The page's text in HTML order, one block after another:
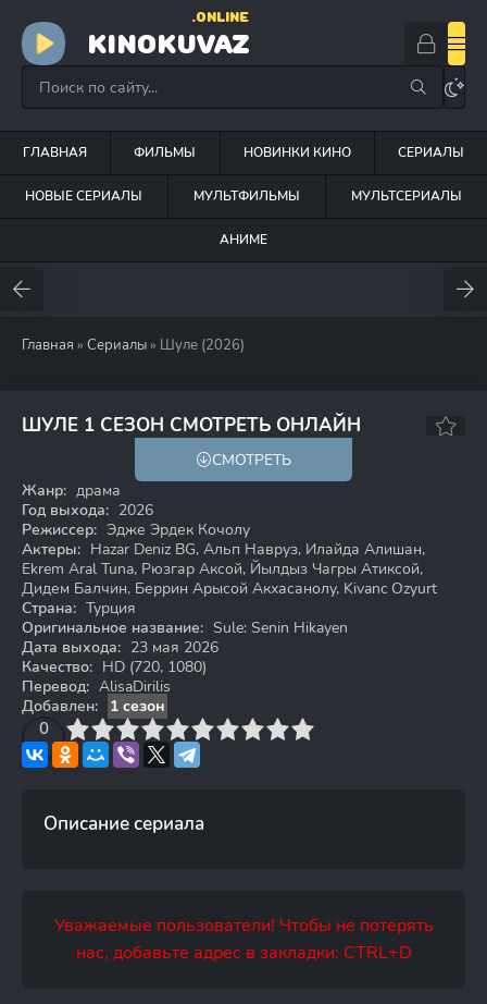
KINOKUVAZ
.ONLINE
ГЛАВНАЯ ФИЛЬМЫ НОВИНКИ КИНО СЕРИАЛЫ
НОВЫЕ СЕРИАЛЫ МУЛЬТФИЛЬМЫ МУЛЬТСЕРИАЛЫ
АНИМЕ
Главная » Сериалы » Шуле (2026)
ШУЛЕ 1 СЕЗОН СМОТРЕТЬ ОНЛАЙН
3.5
СМОТРЕТЬ
Жанр: драма
Год выхода: 2026
Режиссер: Эдже Эрдек Кочолу
Актеры: Hazar Deniz BG, Альп Навруз, Илайда Алишан,
Ekrem Aral Tuna, Рюзгар Аксой, Йылдыз Чагры Атиксой,
Дидем Балчин, Беррин Арысой Акхасанолу, Kivanc Ozyurt
Страна: Турция
Оригинальное название: Sule: Senin Hikayen
Дата выхода: 23 мая 2026
Качество: HD (720, 1080)
Перевод: AlisaDirilis
Добавлен:
1 сезон
0
4 6 7 8 9 10
Описание сериала
Уважаемые пользователи! Чтобы не потерять
нас, добавьте адрес в закладки: CTRL+D